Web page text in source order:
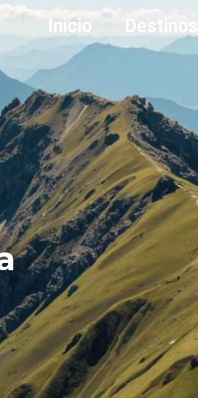
Inicio Destinos